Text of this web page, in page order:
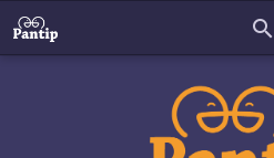
search